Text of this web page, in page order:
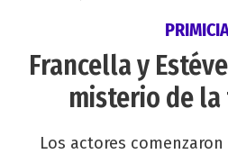
Francella y
misterio de
Los actores